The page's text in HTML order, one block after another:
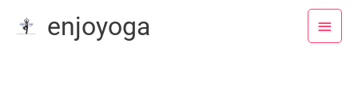
enjoyoga
Menu